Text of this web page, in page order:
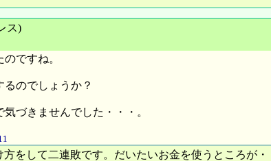
ス)
ですね。
のでしょうか？
づきませんでした・・・。
をして二連敗です。だいたいお金を使うところが・